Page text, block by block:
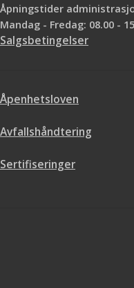
Åpningstider
Mandag - Fredag: 08.00 -
Salgsbetingelser
Åpenhetsloven
Avfallshåndtering
Sertifiseringer